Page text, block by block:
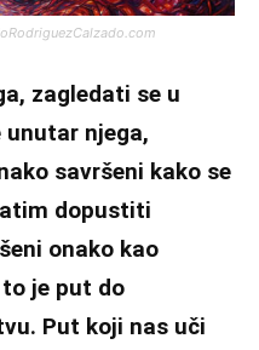
zagledati se u
njega,
savršeni kako se
dopustiti
onako kao
je put do
Put koji nas uči